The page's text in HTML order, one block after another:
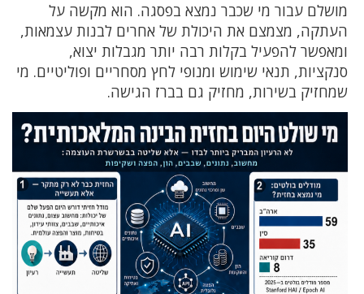
מושלם עבור מי שכבר נמצא בפסגה. הוא מקשה על
העתקה, מצמצם את היכולת של אחרים לבנות עצמאות,
ומאפשר להפעיל בקלות רבה יותר מגבלות יצוא,
סנקציות, תנאי שימוש ומנופי לחץ מסחריים ופוליטיים. מי
שמחזיק בשירות, מחזיק גם בברז הגישה.